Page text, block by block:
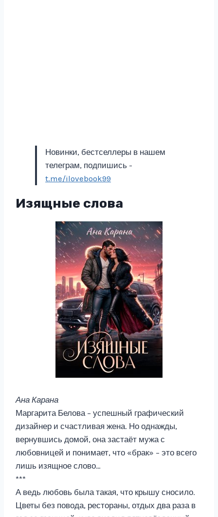
Новинки, бестселлеры в нашем
телеграм, подпишись -
t.me/ilovebook99
Изящные слова
Ана Карана
Маргарита Белова – успешный графический
дизайнер и счастливая жена. Но однажды,
вернувшись домой, она застаёт мужа с
любовницей и понимает, что «брак» – это всего
лишь изящное слово…
***
А ведь любовь была такая, что крышу сносило.
Цветы без повода, рестораны, отдых два раза в